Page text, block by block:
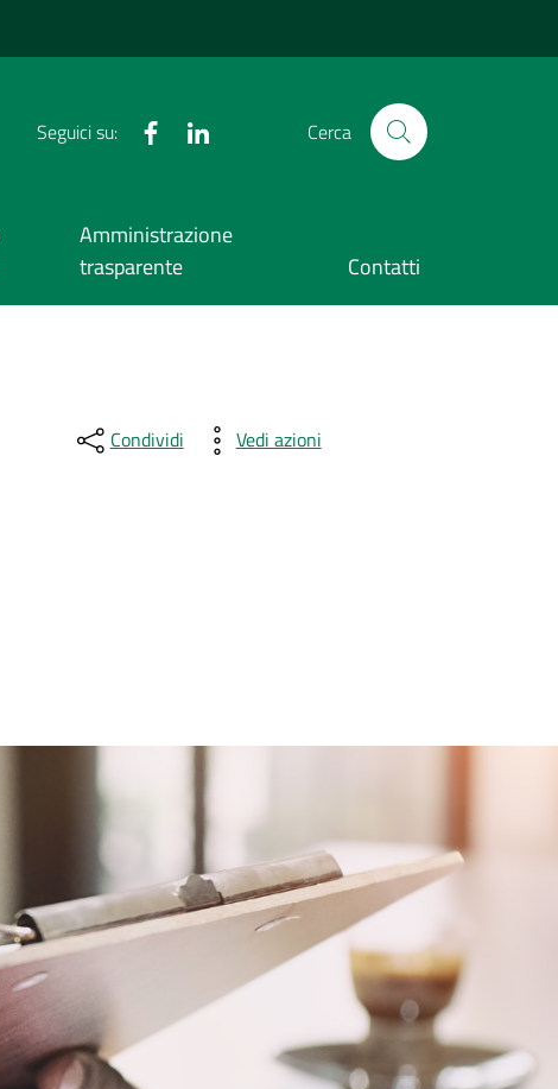
Seguici su: Facebook Cerca
Amministrazione
trasparente
Contatti
Condividi Vedi azioni